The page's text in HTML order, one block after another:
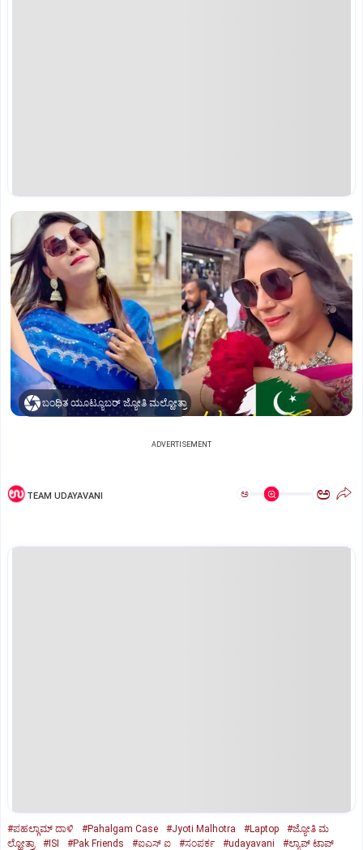
ಬಂಧಿತ ಯೂಟ್ಯೂಬರ್ ಜ್ಯೋತಿ ಮಲ್ಹೋತ್ರಾ
ADVERTISEMENT
TEAM UDAYAVANI ಅ ಅ
#ಪಹಲ್ಗಾಮ್ ದಾಳಿ #Pahalgam Case #Jyoti Malhotra #Laptop
#ಜ್ಯೋತಿ ಮ
ಲ್ಹೋತ್ರಾ
#ISI #Pak Friends #ಐಎಸ್ ಐ #ಸಂಪರ್ಕ #udayavani #ಲ್ಯಾಪ್ ಟಾಪ್